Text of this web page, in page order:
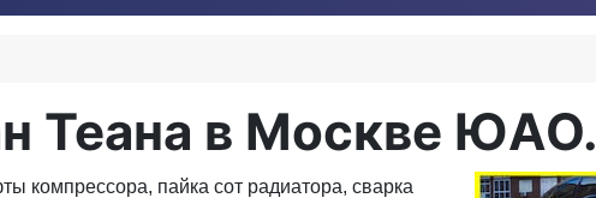
Теана в Москве ЮАО.
компрессора, пайка сот радиатора, сварка